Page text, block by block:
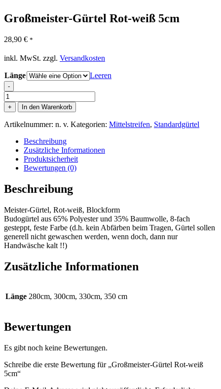
Großmeister-Gürtel Rot-weiß 5cm
28,90 € *
inkl. MwSt. zzgl. Versandkosten
Länge Leeren
-
Großmeister-
Gürtel
Rot-
weiß
Menge
+ In den Warenkorb
Artikelnummer: n. v. Kategorien: Mittelstreifen, Standardgürtel
Beschreibung
Zusätzliche Informationen
Produktsicherheit
Bewertungen (0)
Beschreibung
Meister-Gürtel, Rot-weiß, Blockform
Budogürtel aus 65% Polyester und 35% Baumwolle, 8-fach
gesteppt, feste Farbe (d.h. kein Abfärben beim Tragen, Gürtel sollen
generell nicht gewaschen werden, wenn doch, dann nur
Handwäsche kalt !!)
Zusätzliche Informationen
Länge 280cm, 300cm, 330cm, 350 cm
Bewertungen
Es gibt noch keine Bewertungen.
Schreibe die erste Bewertung für „Großmeister-Gürtel Rot-weiß
5cm“